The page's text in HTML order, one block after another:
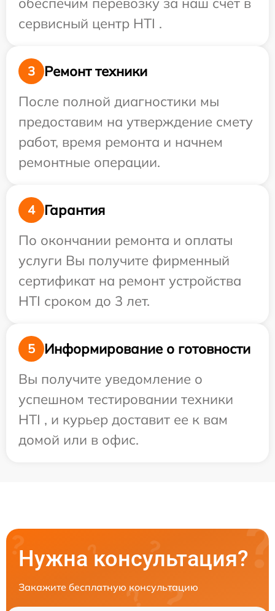
сервисный центр HTI .
3
Ремонт техники
После полной диагностики мы
предоставим на утверждение смету
работ, время ремонта и начнем
ремонтные операции.
4
Гарантия
По окончании ремонта и оплаты
услуги Вы получите фирменный
сертификат на ремонт устройства
HTI сроком до 3 лет.
5
Информирование о готовности
Вы получите уведомление о
успешном тестировании техники
HTI , и курьер доставит ее к вам
домой или в офис.
Нужна консультация?
Закажите бесплатную консультацию